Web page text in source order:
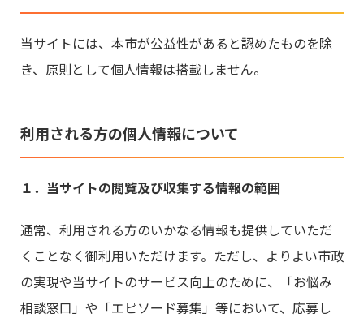
当サイトには、本市が公益性があると認めたものを除
き、原則として個人情報は搭載しません。
利用される方の個人情報について
１．当サイトの閲覧及び収集する情報の範囲
通常、利用される方のいかなる情報も提供していただ
くことなく御利用いただけます。ただし、よりよい市政
の実現や当サイトのサービス向上のために、「お悩み
相談窓口」や「エピソード募集」等において、応募し